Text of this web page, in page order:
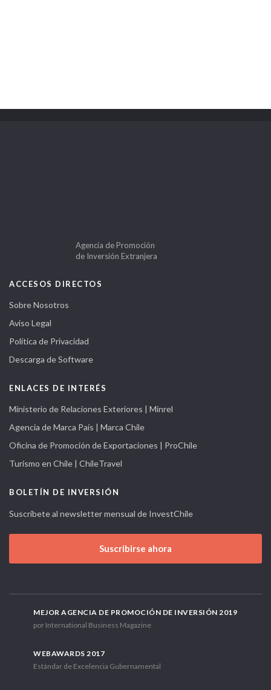
Agencia de Promoción
de Inversión Extranjera
ACCESOS DIRECTOS
Sobre Nosotros
Aviso Legal
Política de Privacidad
Descarga de Software
ENLACES DE INTERÉS
Ministerio de Relaciones Exteriores | Minrel
Agencia de Marca País | Marca Chile
Oficina de Promoción de Exportaciones | ProChile
Turismo en Chile | ChileTravel
BOLETÍN DE INVERSIÓN
Suscríbete al newsletter mensual de InvestChile
Suscribirse ahora
MEJOR AGENCIA DE PROMOCIÓN DE INVERSIÓN 2019
por International Business Magazine
WEBAWARDS 2017
Estándar de Excelencia Gubernamental